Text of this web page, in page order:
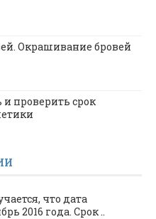
Окрашивание бровей
проверить срок
что дата
2016 года. Срок ..